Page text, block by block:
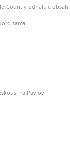
Country odhaluje obsah
sama
na Pavlovi